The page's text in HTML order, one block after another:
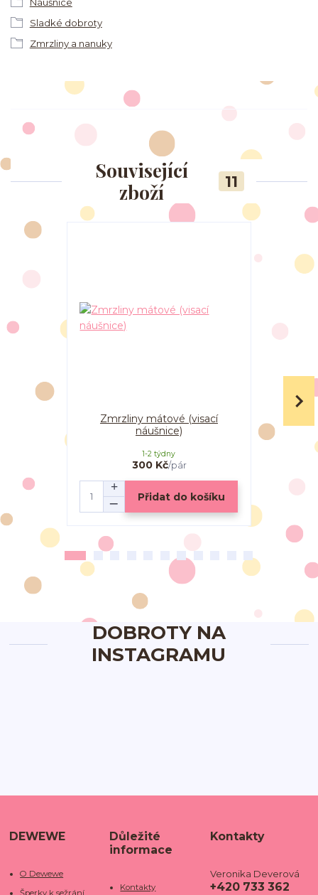
Sladké dobroty
Zmrzliny a nanuky
Související
zboží
11
Zmrzliny mátové (visací
náušnice)
300 Kč/pár
1-2 týdny
Přidat do košíku
DOBROTY NA
INSTAGRAMU
DEWEWE
O Dewewe
Šperky k sežrání
Důležité
informace
Kontakty
Kontakty
Veronika Deverová
+420 733 362